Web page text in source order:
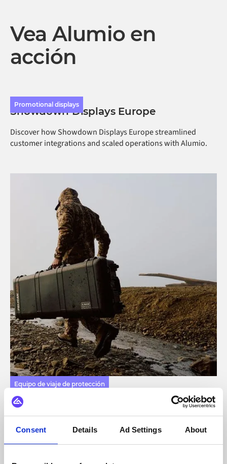
Consent Details Ad Settings About
Vea Alumio en
acción
Promotional displays
Showdown Displays Europe
Discover how Showdown Displays Europe streamlined
customer integrations and scaled operations with Alumio.
Equipo de viaje de protección
Pelican Products
Permitir una conectividad de comercio electrónico y ERP